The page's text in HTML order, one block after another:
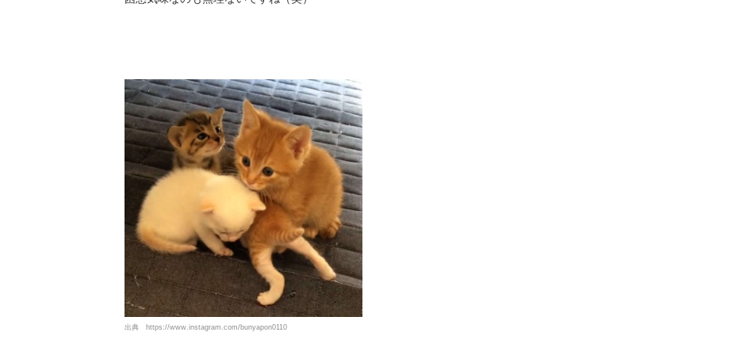
出典 https://www.instagram.com/bunyapon0110